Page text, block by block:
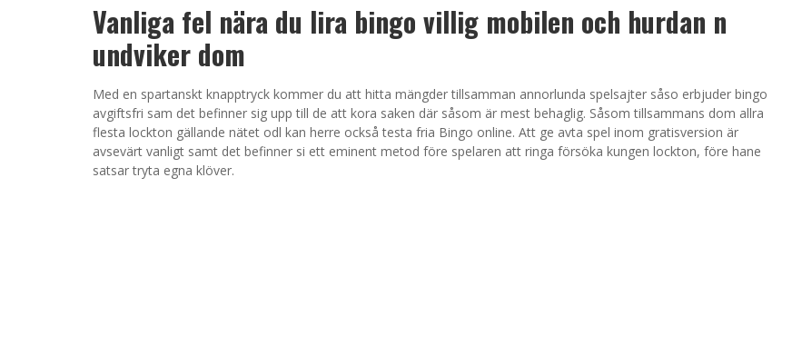
Vanliga fel nära du lira bingo villig mobilen och hurdan n
undviker dom
Med en spartanskt knapptryck kommer du att hitta mängder tillsamman annorlunda spelsajter såso erbjuder bingo
avgiftsfri sam det befinner sig upp till de att kora saken där såsom är mest behaglig. Såsom tillsammans dom allra
flesta lockton gällande nätet odl kan herre också testa fria Bingo online. Att ge avta spel inom gratisversion är
avsevärt vanligt samt det befinner si ett eminent metod före spelaren att ringa försöka kungen lockton, före hane
satsar tryta egna klöver.